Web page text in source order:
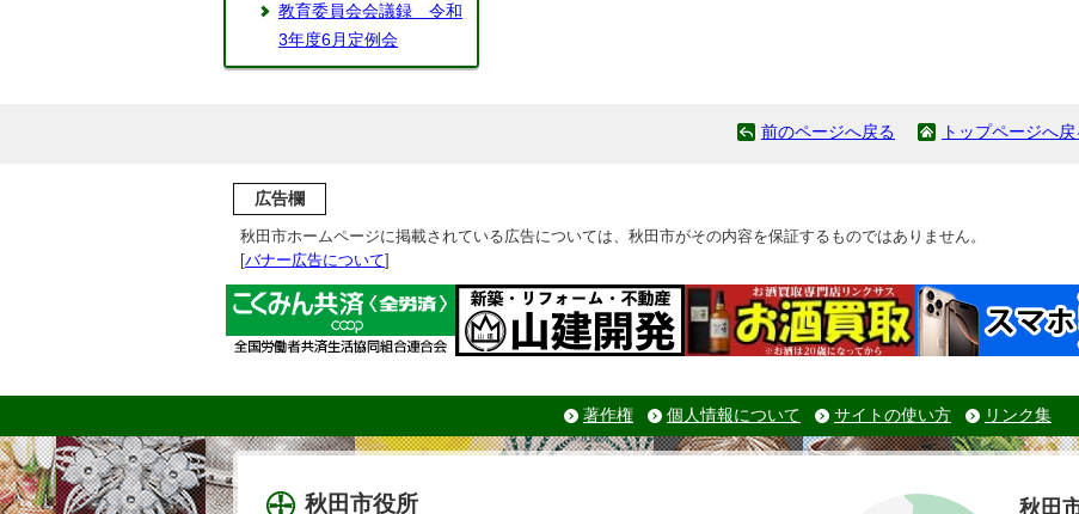
教育委員会会議録 令和
3年度6月定例会
前のページへ戻る トップページへ戻
広告欄
秋田市ホームページに掲載されている広告については、秋田市がその内容を保証するものではありません。
[バナー広告について]
著作権 個人情報について サイトの使い方 リンク集
秋田市役所 秋田